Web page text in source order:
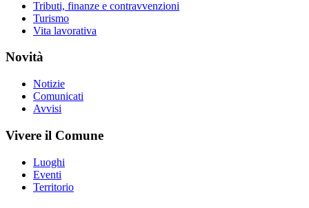
Tributi, finanze e contravvenzioni
Turismo
Vita lavorativa
Novità
Notizie
Comunicati
Avvisi
Vivere il Comune
Luoghi
Eventi
Territorio